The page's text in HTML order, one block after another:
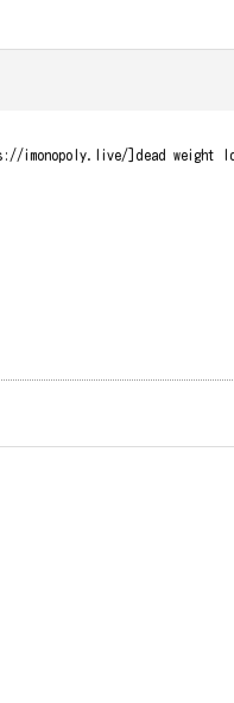
imonopoly.live/]dead weight